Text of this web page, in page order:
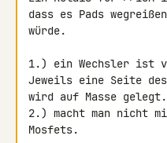
dass es Pads wegreißen
würde.
1.) ein Wechsler ist
Jeweils eine Seite
wird auf Masse gelegt.
2.) macht man nicht
Mosfets.